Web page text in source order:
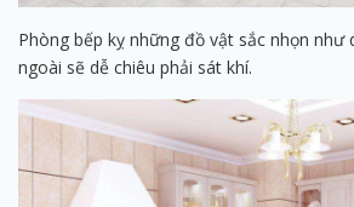
Phòng bếp kỵ những đồ vật sắc nhọn như
ngoài sẽ dễ chiêu phải sát khí.